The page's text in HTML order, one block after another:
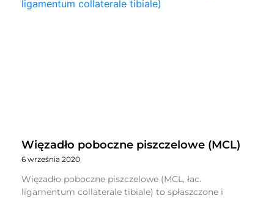
Więzadło poboczne piszczelowe (MCL)
6 września 2020
Więzadło poboczne piszczelowe (MCL, łac.
ligamentum collaterale tibiale) to spłaszczone i